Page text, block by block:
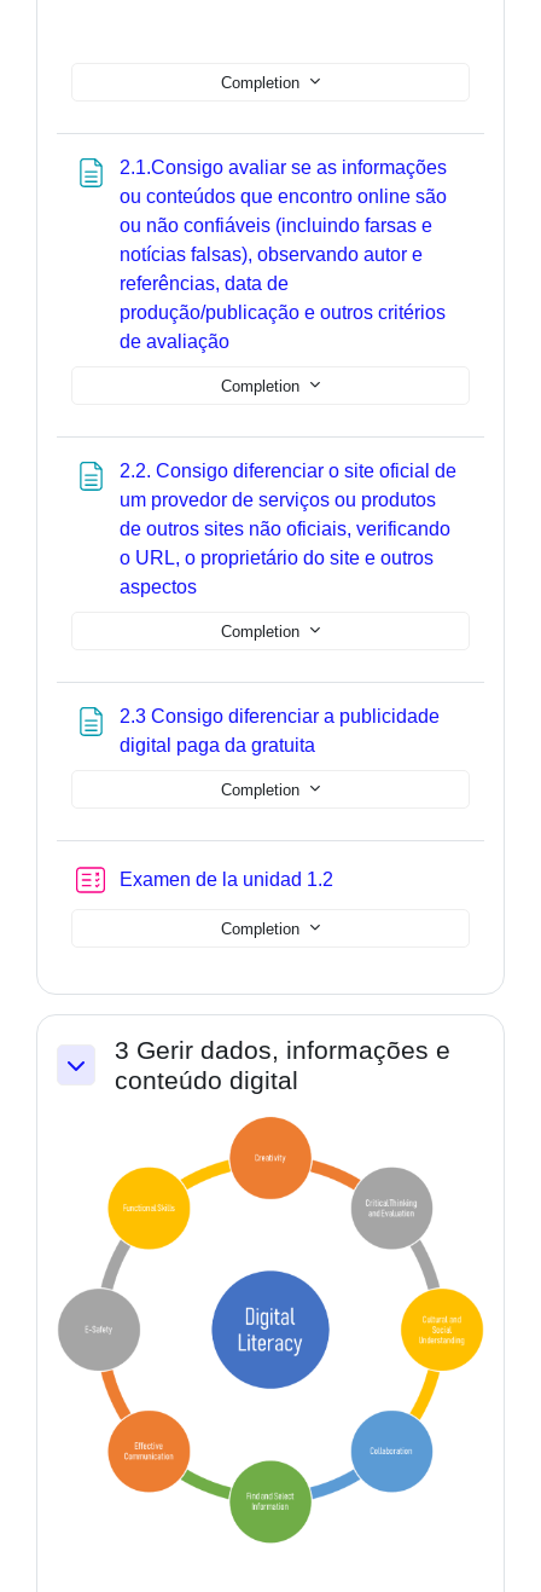
Completion
2.1.Consigo avaliar se as informações
ou conteúdos que encontro online são
ou não confiáveis (incluindo farsas e
notícias falsas), observando autor e
referências, data de
produção/publicação e outros critérios
de avaliaçãoPage
Completion
2.2. Consigo diferenciar o site oficial de
um provedor de serviços ou produtos
de outros sites não oficiais, verificando
o URL, o proprietário do site e outros
aspectosPage
Completion
2.3 Consigo diferenciar a publicidade
digital paga da gratuita
Completion
Examen de la unidad 1.2
Completion
Collapse
3 Gerir dados, informações e
conteúdo digital